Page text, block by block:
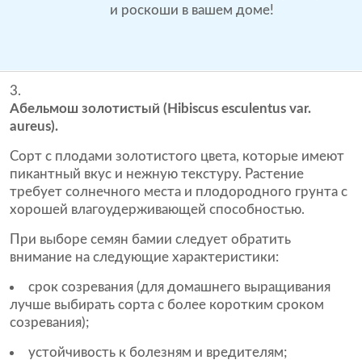
и роскоши в вашем доме!
Абельмош золотистый (Hibiscus esculentus var.
aureus).
Сорт с плодами золотистого цвета, которые имеют
пикантный вкус и нежную текстуру. Растение
требует солнечного места и плодородного грунта с
хорошей влагоудерживающей способностью.
При выборе семян бамии следует обратить
внимание на следующие характеристики:
срок созревания (для домашнего выращивания
лучше выбирать сорта с более коротким сроком
созревания);
устойчивость к болезням и вредителям;